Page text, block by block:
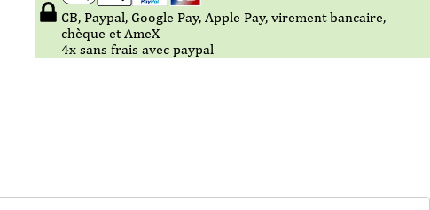
CB, Paypal, Google Pay, Apple Pay, virement bancaire,
chèque et AmeX
4x sans frais avec paypal